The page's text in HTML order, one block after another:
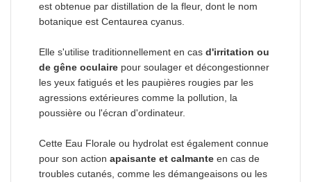
est obtenue par distillation de la fleur, dont le nom
botanique est Centaurea cyanus.
Elle s'utilise traditionnellement en cas d'irritation ou
de gêne oculaire pour soulager et décongestionner
les yeux fatigués et les paupières rougies par les
agressions extérieures comme la pollution, la
poussière ou l'écran d'ordinateur.
Cette Eau Florale ou hydrolat est également connue
pour son action apaisante et calmante en cas de
troubles cutanés, comme les démangeaisons ou les